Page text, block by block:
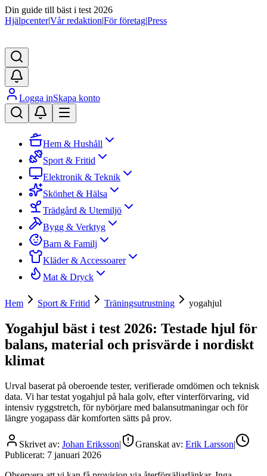
Din guide till bäst i test 2026
Hjälpcenter|Vår redaktion|För företag|Press
Logga inSkapa konto
Hem & Hushåll
Sport & Fritid
Elektronik & Teknik
Skönhet & Hälsa
Trädgård & Utemiljö
Bygg & Verktyg
Barn & Familj
Kläder & Accessoarer
Mat & Dryck
Hem Sport & Fritid Träningsutrustning yogahjul
Yogahjul bäst i test 2026: Testade hjul för
balans, material och prisvärde i nordiskt
klimat
Urval baserat på oberoende tester, verifierade omdömen och teknisk
data. Vi har testat yogahjul på hala golv, efter vinterförvaring, vid
intensiv ryggstretch, för nybörjare med balansutmaningar och för
längre yogapass där komforten sätts på prov.
Skrivet av: Johan Eriksson| Granskat av: Erik Larsson|
Publicerat: 7 januari 2026